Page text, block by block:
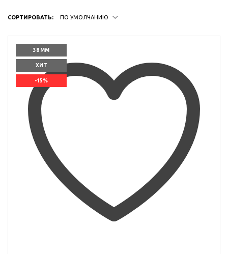
СОРТИРОВАТЬ: ПО УМОЛЧАНИЮ
38 ММ
ХИТ
-15%